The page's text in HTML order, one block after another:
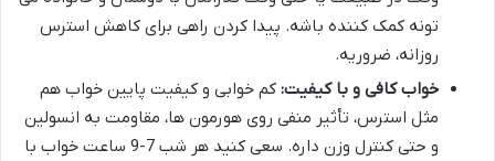
تونه کمک کننده باشه. پیدا کردن راهی برای کاهش استرس
روزانه، ضروریه.
خواب کافی و با کیفیت: کم خوابی و کیفیت پایین خواب هم
مثل استرس، تأثیر منفی روی هورمون ها، مقاومت به انسولین
و حتی کنترل وزن داره. سعی کنید هر شب 7-9 ساعت خواب با